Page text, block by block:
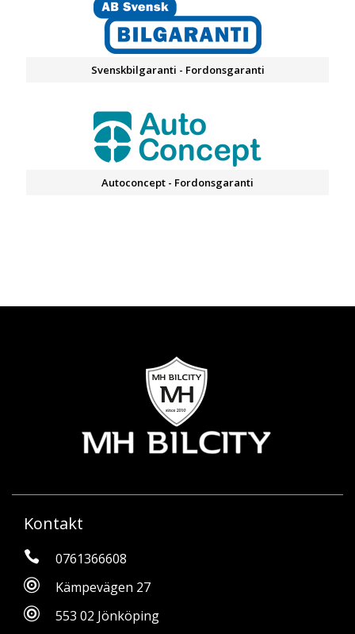
Svenskbilgaranti - Fordonsgaranti
Autoconcept - Fordonsgaranti
Kontakt
0761366608
Kämpevägen 27
553 02 Jönköping